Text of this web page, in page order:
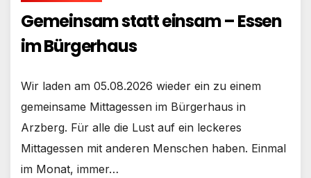
Gemeinsam statt einsam – Essen
im Bürgerhaus
Wir laden am 05.08.2026 wieder ein zu einem
gemeinsame Mittagessen im Bürgerhaus in
Arzberg. Für alle die Lust auf ein leckeres
Mittagessen mit anderen Menschen haben. Einmal
im Monat, immer…